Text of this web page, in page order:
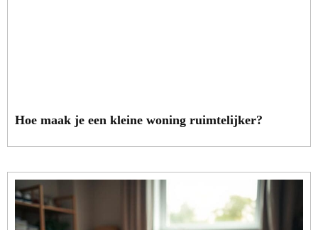
Hoe maak je een kleine woning ruimtelijker?